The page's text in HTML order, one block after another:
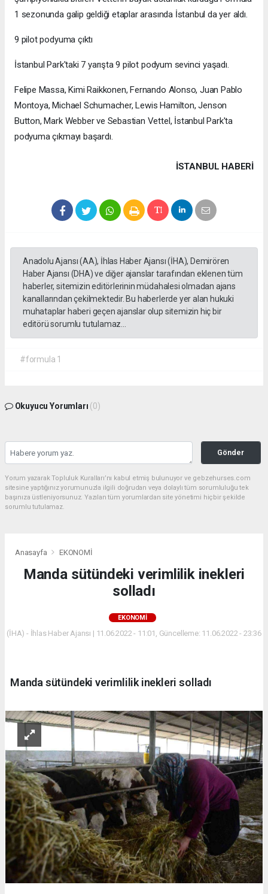
1 sezonunda galip geldiği etaplar arasında İstanbul da yer aldı.
9 pilot podyuma çıktı
İstanbul Park'taki 7 yarışta 9 pilot podyum sevinci yaşadı.
Felipe Massa, Kimi Raikkonen, Fernando Alonso, Juan Pablo
Montoya, Michael Schumacher, Lewis Hamilton, Jenson
Button, Mark Webber ve Sebastian Vettel, İstanbul Park'ta
podyuma çıkmayı başardı.
İSTANBUL HABERİ
Anadolu Ajansı (AA), İhlas Haber Ajansı (İHA), Demirören
Haber Ajansı (DHA) ve diğer ajanslar tarafından eklenen tüm
haberler, sitemizin editörlerinin müdahalesi olmadan ajans
kanallarından çekilmektedir. Bu haberlerde yer alan hukuki
muhataplar haberi geçen ajanslar olup sitemizin hiç bir
editörü sorumlu tutulamaz...
#formula 1
Okuyucu Yorumları (0)
Gönder
Yorum yazarak Topluluk Kuralları’nı kabul etmiş bulunuyor ve gebzehurses.com
sitesine yaptığınız yorumunuzla ilgili doğrudan veya dolaylı tüm sorumluluğu tek
başınıza üstleniyorsunuz. Yazılan tüm yorumlardan site yönetimi hiçbir şekilde
sorumlu tutulamaz.
Anasayfa EKONOMİ
Manda sütündeki verimlilik inekleri
solladı
EKONOMİ
(İHA) - İhlas Haber Ajansı | 11.06.2022 - 11:01, Güncelleme: 11.06.2022 - 23:36
Manda sütündeki verimlilik inekleri solladı